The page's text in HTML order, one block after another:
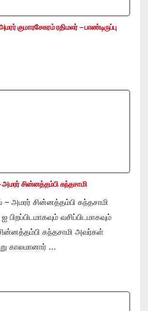
குமாரசேகரம் ரதிமலர் – பாண்டிருப்பு
சின்னத்தம்பி கந்தசாமி
அமரர் சின்னத்தம்பி கந்தசாமி
பிறப்பிடமாகவும் வசிப்பிடமாகவும்
கந்தசாமி அவர்கள்
காலமானார் …